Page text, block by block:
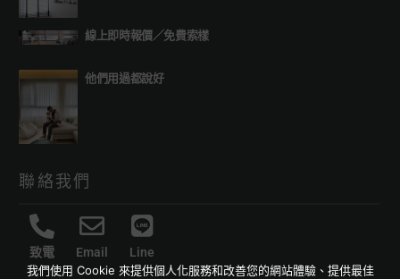
線上即時報價／免費索樣
他們用過都說好
聯絡我們
致電 Email Line
我們使用 Cookie 來提供個人化服務和改善您的網站體驗、提供最佳